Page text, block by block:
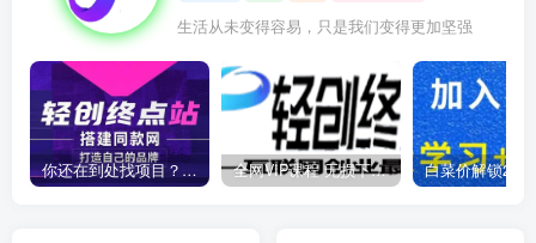
生活从未变得容易，只是我们变得更加坚强
你还在到处找项目？还在当韭菜？我靠卖项目一个月收入5万+，曾经我也是个失败者。 全网VIP课程 无损下载~